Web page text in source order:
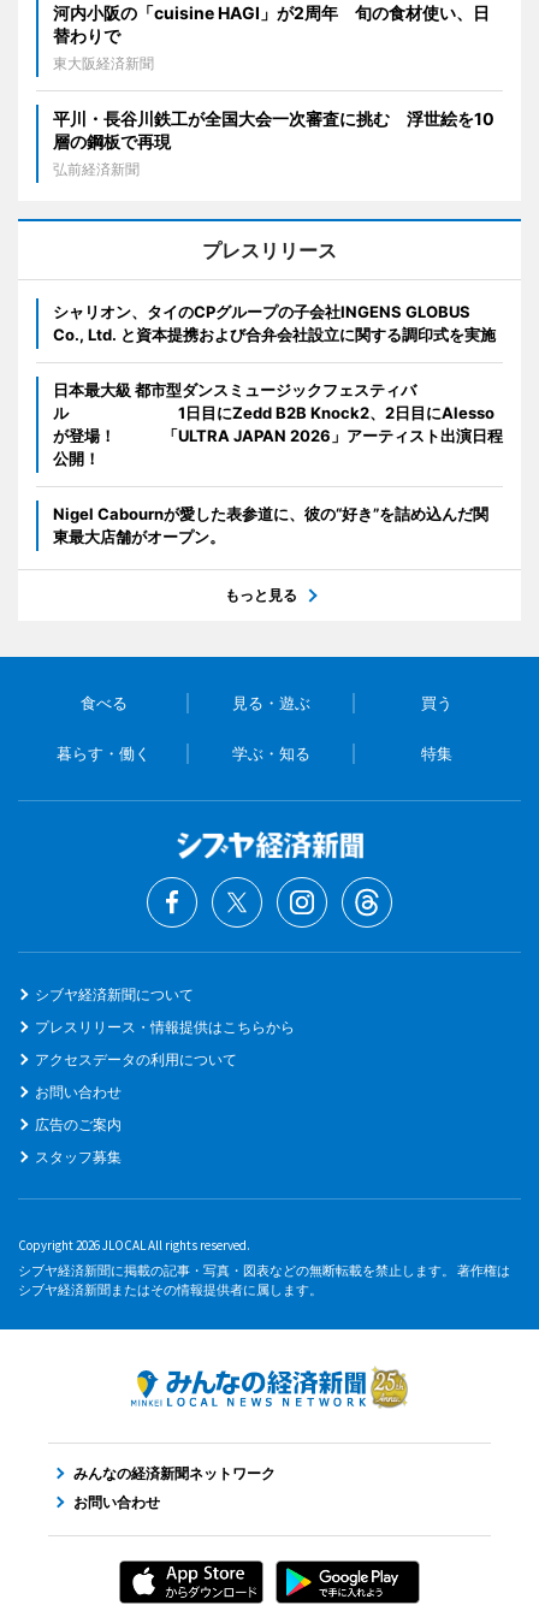
河内小阪の「cuisine HAGI」が2周年 旬の食材使い、日
替わりで
東大阪経済新聞
平川・長谷川鉄工が全国大会一次審査に挑む 浮世絵を10
層の鋼板で再現
弘前経済新聞
プレスリリース
シャリオン、タイのCPグループの子会社INGENS GLOBUS
Co., Ltd. と資本提携および合弁会社設立に関する調印式を実施
日本最大級 都市型ダンスミュージックフェスティバ
ル 1日目にZedd B2B Knock2、2日目にAlesso
が登場！ 「ULTRA JAPAN 2026」アーティスト出演日程
公開！
Nigel Cabournが愛した表参道に、彼の“好き”を詰め込んだ関
東最大店舗がオープン。
もっと見る
食べる 見る・遊ぶ 買う
暮らす・働く 学ぶ・知る 特集
シブヤ経済新聞について
プレスリリース・情報提供はこちらから
アクセスデータの利用について
お問い合わせ
広告のご案内
スタッフ募集
Copyright 2026 JLOCAL All rights reserved.
シブヤ経済新聞に掲載の記事・写真・図表などの無断転載を禁止します。 著作権は
シブヤ経済新聞またはその情報提供者に属します。
みんなの経済新聞ネットワーク
お問い合わせ